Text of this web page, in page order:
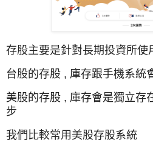
存股主要是針對長期投資所使
台股的存股 , 庫存跟手機系統
美股的存股 , 庫存會是獨立存
步
我們比較常用美股存股系統